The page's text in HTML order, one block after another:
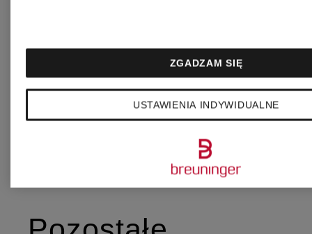
doskonałej formie.
USTAWIENIA INDYWIDUALNE
ZGADZAM SIĘ